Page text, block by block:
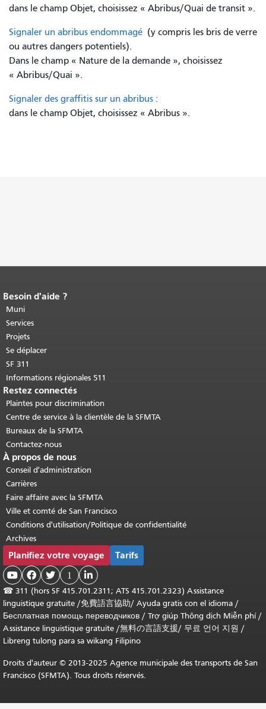
dans le champ Objet, choisissez « Abribus/Quai de transit ».
Signaler un abribus endommagé (y compris les bris de verre
ou autres dangers potentiels).
Dans le champ « Nature de la demande », choisissez
« Abribus/Quai ».
Signaler des graffitis sur un abribus :
dans le champ Objet, choisissez « Abribus ».
Fin du contenu de la page.
cette page se répète sur chaque page.
Retour au haut du contenu principal
Besoin d'aide ?
Muni
Services
Projets
Se déplacer
SF 311
Informations régionales 511
Restez connectés
Plaintes pour discrimination
Centre de service à la clientèle de la SFMTA
Bureaux de la SFMTA
Contactez-nous
À propos de nous
Conseil d'administration
Carrières
Faire affaire avec la SFMTA
Ville et comté de San Francisco
Conditions d'utilisation/Politique de confidentialité
Archives
Planifiez votre voyage Tarifs
   1 
☎ 311 (hors SF 415.701.2311; ATS 415.701.2323) Assistance
linguistique gratuite /免費語言協助/ Ayuda gratis con el idioma /
Бесплатная помощь переводчиков / Trợ giúp Thông dịch Miễn phí/
Assistance linguistique gratuite /無料の言語支援/ 무료 언어 지원 /
Libreng tulong para sa wikang Filipino
Droits d'auteur © 2013-2025 Agence municipale des transports de San
Francisco (SFMTA). Tous droits réservés.